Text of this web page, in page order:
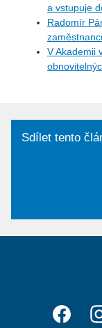
a vstupuje
Radomír
V Akademii
Sdílet tento